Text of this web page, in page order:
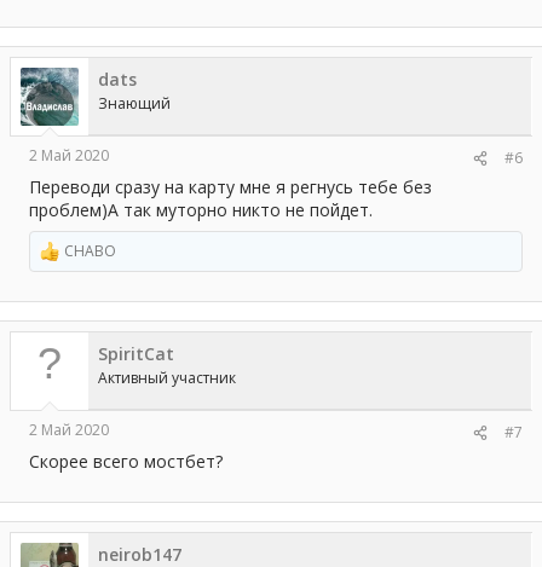
а
к
ц
и
и
:
dats
Знающий
2 Май 2020 #6
Переводи сразу на карту мне я регнусь тебе без
проблем)А так муторно никто не пойдет.
Р
е
а
к
ц
и
и
CHABO
SpiritCat
Активный участник
2 Май 2020 #7
Скорее всего мостбет?
neirob147